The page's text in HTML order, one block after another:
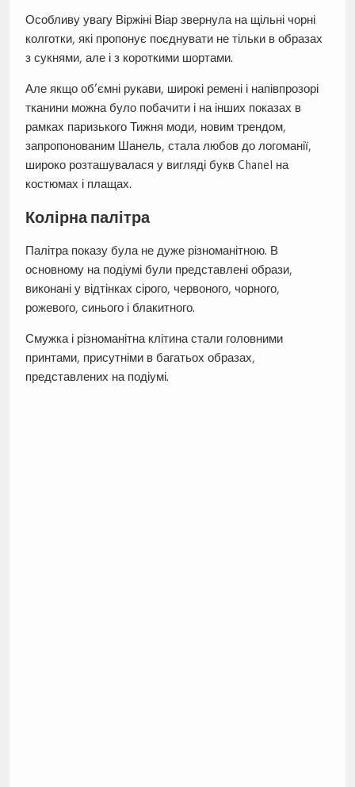
Особливу увагу Віржіні Віар звернула на щільні чорні
колготки, які пропонує поєднувати не тільки в образах
з сукнями, але і з короткими шортами.
Але якщо об’ємні рукави, широкі ремені і напівпрозорі
тканини можна було побачити і на інших показах в
рамках паризького Тижня моди, новим трендом,
запропонованим Шанель, стала любов до логоманії,
широко розташувалася у вигляді букв Chanel на
костюмах і плащах.
Колірна палітра
Палітра показу була не дуже різноманітною. В
основному на подіумі були представлені образи,
виконані у відтінках сірого, червоного, чорного,
рожевого, синього і блакитного.
Смужка і різноманітна клітина стали головними
принтами, присутніми в багатьох образах,
представлених на подіумі.